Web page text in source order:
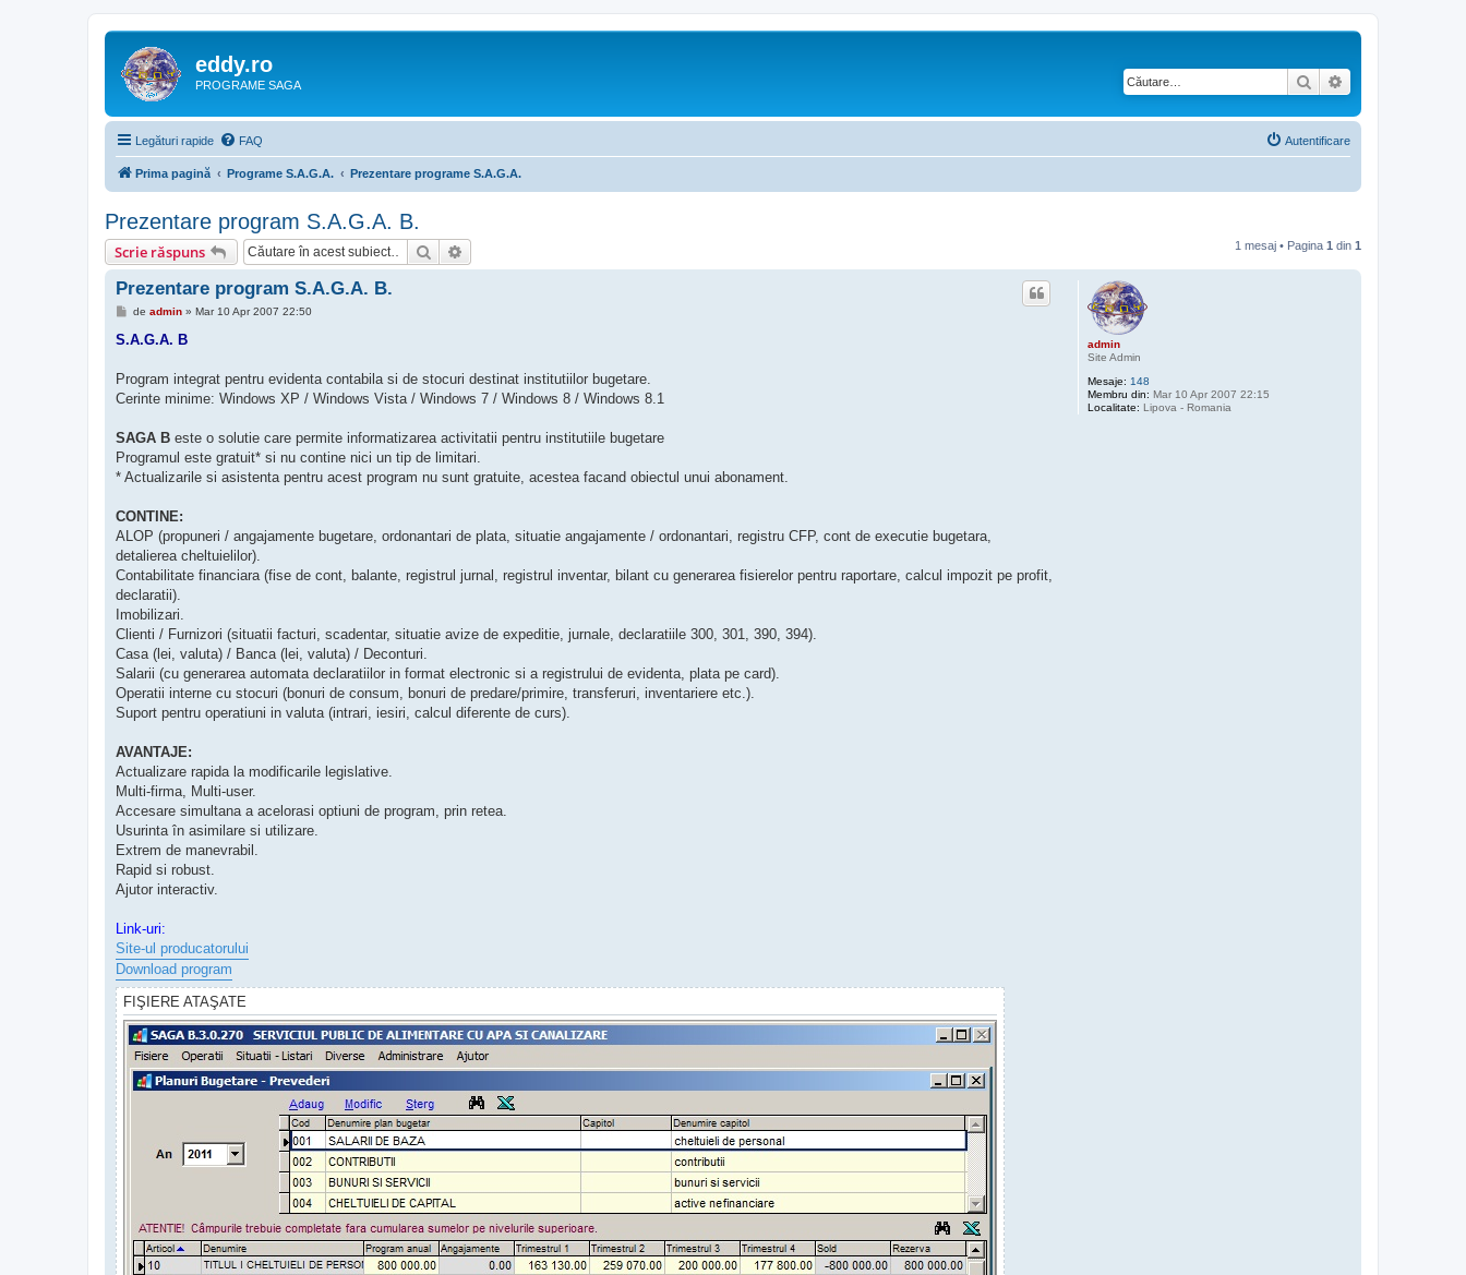
eddy.ro
PROGRAME SAGA Căutare
Legături rapide FAQ Autentificare
Prima pagină Programe S.A.G.A. Prezentare programe S.A.G.A.
Prezentare program S.A.G.A. B.
Scrie răspuns Căutare 1 mesaj • Pagina 1 din 1
admin
Site Admin
Mesaje: 148
Membru din: Mar 10 Apr 2007 22:15
Localitate: Lipova - Romania
Prezentare program S.A.G.A. B.
M
s
de admin» Mar 10 Apr 2007 22:50
S.A.G.A. B
Program integrat pentru evidenta contabila si de stocuri destinat institutiilor bugetare.
Cerinte minime: Windows XP / Windows Vista / Windows 7 / Windows 8 / Windows 8.1
SAGA B este o solutie care permite informatizarea activitatii pentru institutiile bugetare
Programul este gratuit* si nu contine nici un tip de limitari.
* Actualizarile si asistenta pentru acest program nu sunt gratuite, acestea facand obiectul unui abonament.
CONTINE:
ALOP (propuneri / angajamente bugetare, ordonantari de plata, situatie angajamente / ordonantari, registru CFP, cont de executie bugetara,
detalierea cheltuielilor).
Contabilitate financiara (fise de cont, balante, registrul jurnal, registrul inventar, bilant cu generarea fisierelor pentru raportare, calcul impozit pe profit,
declaratii).
Imobilizari.
Clienti / Furnizori (situatii facturi, scadentar, situatie avize de expeditie, jurnale, declaratiile 300, 301, 390, 394).
Casa (lei, valuta) / Banca (lei, valuta) / Deconturi.
Salarii (cu generarea automata declaratiilor in format electronic si a registrului de evidenta, plata pe card).
Operatii interne cu stocuri (bonuri de consum, bonuri de predare/primire, transferuri, inventariere etc.).
Suport pentru operatiuni in valuta (intrari, iesiri, calcul diferente de curs).
AVANTAJE:
Actualizare rapida la modificarile legislative.
Multi-firma, Multi-user.
Accesare simultana a acelorasi optiuni de program, prin retea.
Usurinta în asimilare si utilizare.
Extrem de manevrabil.
Rapid si robust.
Ajutor interactiv.
Link-uri:
Site-ul producatorului
Download program
FIŞIERE ATAŞATE